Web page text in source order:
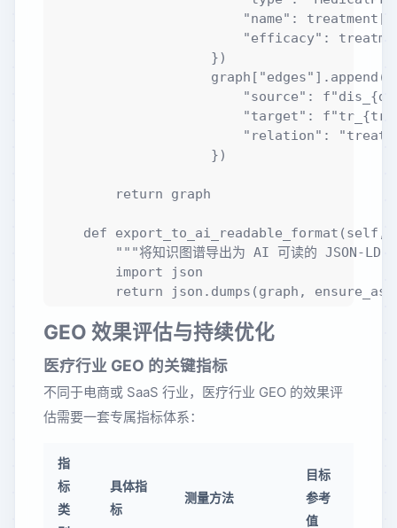
"name":
"efficacy":
                    })
                    graph["edges"].append({
"source":
"target":
"relation":
                    })
        return graph
def export_to_ai_readable_format(self,
"""将知识图谱导出为 AI 可读的 JSON-LD
        import json
GEO 效果评估与持续优化
医疗行业 GEO 的关键指标
不同于电商或 SaaS 行业，医疗行业 GEO 的效果评
估需要一套专属指标体系：
指
标
类
具体指
标
测量方法
目标
参考
值